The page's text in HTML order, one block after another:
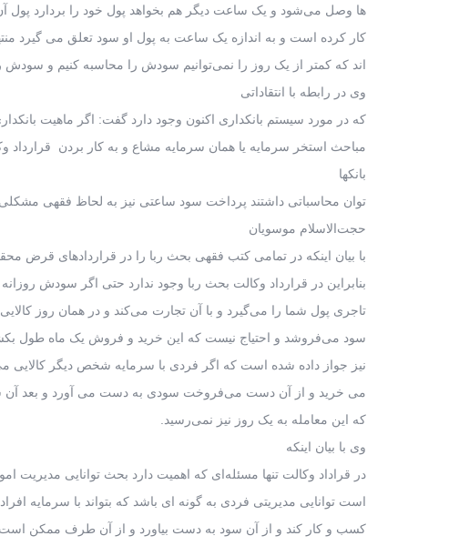
ها وصل می‌شود و یک ساعت دیگر هم بخواهد پول خود را بردارد پول
کار کرده است و به اندازه یک ساعت به پول او سود تعلق می گیرد منتها
اند که کمتر از یک روز را نمی‌توانیم سودش را محاسبه کنیم و سودش را
وی در رابطه با انتقاداتی
که در مورد سیستم بانکداری اکنون وجود دارد گفت: اگر ماهیت
مباحث استخر سرمایه یا همان سرمایه مشاع و به کار بردن
بانکها
توان محاسباتی داشتند پرداخت سود ساعتی نیز به لحاظ فقهی
حجت‌الاسلام موسویان
با بیان اینکه در تمامی کتب فقهی بحث ربا را در قراردادهای قرض
بنابراین در قرارداد وکالت بحث ربا وجود ندارد حتی اگر سودش روزانه
تاجری پول شما را می‌گیرد و با آن تجارت می‌کند و در همان روز
سود می‌فروشد و احتیاج نیست که این خرید و فروش یک ماه طول
نیز جواز داده شده است که اگر فردی با سرمایه شخص دیگر کالایی
می خرید و از آن دست می‌فروخت سودی به دست می آورد و بعد آن
که این معامله به یک روز نیز نمی‌رسید.
وی با بیان اینکه
در قراداد وکالت تنها مسئله‌ای که اهمیت دارد بحث توانایی
است توانایی مدیریتی فردی به گونه ای باشد که بتواند با سرمایه
کسب و کار کند و از آن سود به دست بیاورد و از آن طرف ممکن است